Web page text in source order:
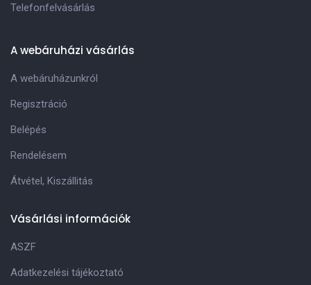
Telefonfelvásárlás
A webáruházi vásárlás
A webáruházunkról
Regisztráció
Belépés
Rendelésem
Átvétel, Kiszállitás
Vásárlási információk
ASZF
Adatkezelési tájékoztató